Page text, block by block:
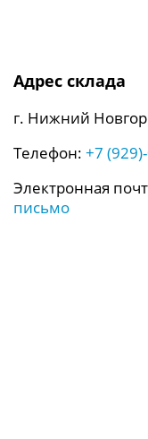
Адрес склада
г. Нижний
Телефон: +7
Электронная
письмо